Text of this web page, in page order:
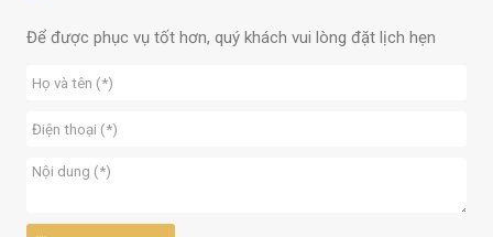
Để được phục vụ tốt hơn, quý khách vui lòng đặt lịch hẹn